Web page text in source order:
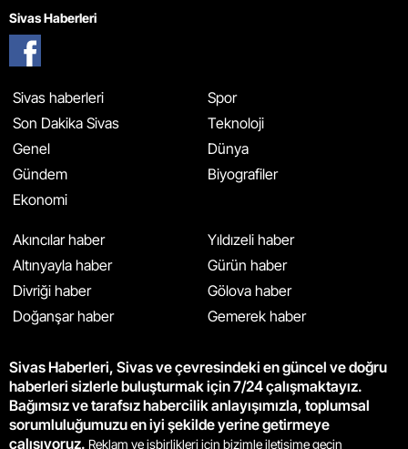
Sivas Haberleri
Sivas haberleri
Son Dakika Sivas
Genel
Gündem
Ekonomi
Spor
Teknoloji
Dünya
Biyografiler
Akıncılar haber
Altınyayla haber
Divriği haber
Doğanşar haber
Yıldızeli haber
Gürün haber
Gölova haber
Gemerek haber
Sivas Haberleri, Sivas ve çevresindeki en güncel ve doğru
haberleri sizlerle buluşturmak için 7/24 çalışmaktayız.
Bağımsız ve tarafsız habercilik anlayışımızla, toplumsal
sorumluluğumuzu en iyi şekilde yerine getirmeye
çalışıyoruz. Reklam ve işbirlikleri için bizimle iletişime geçin